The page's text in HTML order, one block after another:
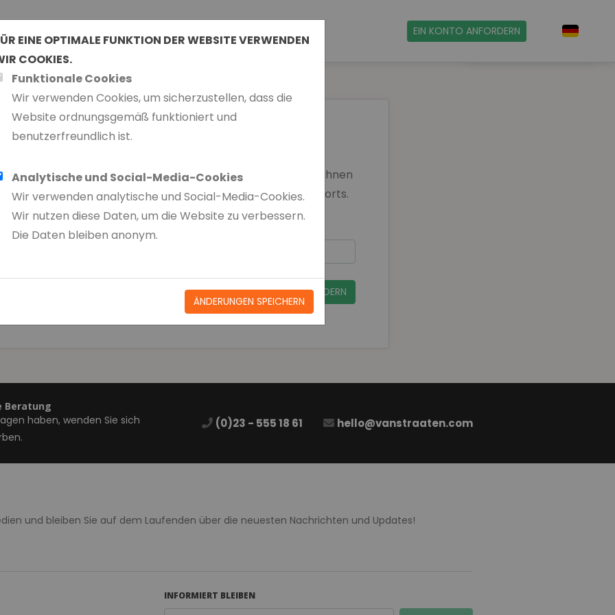
EIN KONTO ANFORDERN
Nederlands
Amerikaans
vergessen?
vergessen? Geben Sie Ihre E-Mail-Adresse ein. Wir senden Ihnen
weniger Minuten eine E-Mail zum Zurücksetzen Ihres Passworts.
NEUES PASSWORT ANFORDERN
Beratung
haben, wenden Sie sich
(0)23 - 555 18 61 hello@vanstraaten.com
und bleiben Sie auf dem Laufenden über die neuesten Nachrichten und Updates!
INFORMIERT BLEIBEN
EINE OPTIMALE FUNKTION DER WEBSITE VERWENDEN
COOKIES.
Funktionale Cookies
Wir verwenden Cookies, um sicherzustellen, dass die
Website ordnungsgemäß funktioniert und
benutzerfreundlich ist.
Analytische und Social-Media-Cookies
Wir verwenden analytische und Social-Media-Cookies.
Wir nutzen diese Daten, um die Website zu verbessern.
Die Daten bleiben anonym.
ÄNDERUNGEN SPEICHERN